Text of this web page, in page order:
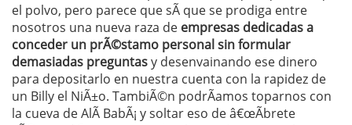
el polvo, pero parece que sÃ­ que se prodiga entre
nosotros una nueva raza de empresas dedicadas a
conceder un prÃ©stamo personal sin formular
demasiadas preguntasy desenvainando ese dinero
para depositarlo en nuestra cuenta con la rapidez de
un Billy el NiÃ±o. TambiÃ©n podrÃ­amos toparnos con
la cueva de AlÃ­ BabÃ¡ y soltar eso de â€œÃbrete